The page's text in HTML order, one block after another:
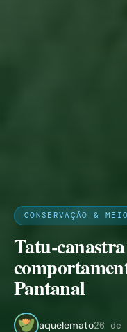
CONSERVAÇÃO &
Tatu-
Pantanal
aquelemato26